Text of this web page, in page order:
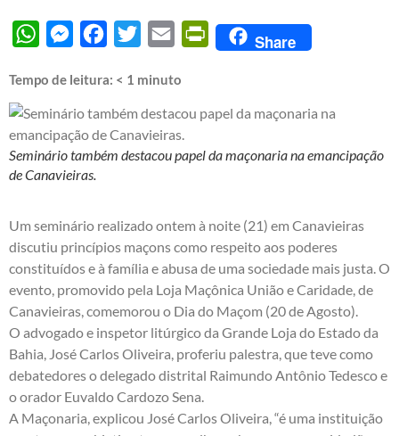
WhatsAppMessengerFacebook
Twitter Email PrintFriendly
Share
Tempo de leitura: < 1 minuto
Seminário também destacou papel da maçonaria na emancipação
de Canavieiras.
Um seminário realizado ontem à noite (21) em Canavieiras
discutiu princípios maçons como respeito aos poderes
constituídos e à família e abusa de uma sociedade mais justa. O
evento, promovido pela Loja Maçônica União e Caridade, de
Canavieiras, comemorou o Dia do Maçom (20 de Agosto).
O advogado e inspetor litúrgico da Grande Loja do Estado da
Bahia, José Carlos Oliveira, proferiu palestra, que teve como
debatedores o delegado distrital Raimundo Antônio Tedesco e
o orador Euvaldo Cardozo Sena.
A Maçonaria, explicou José Carlos Oliveira, “é uma instituição